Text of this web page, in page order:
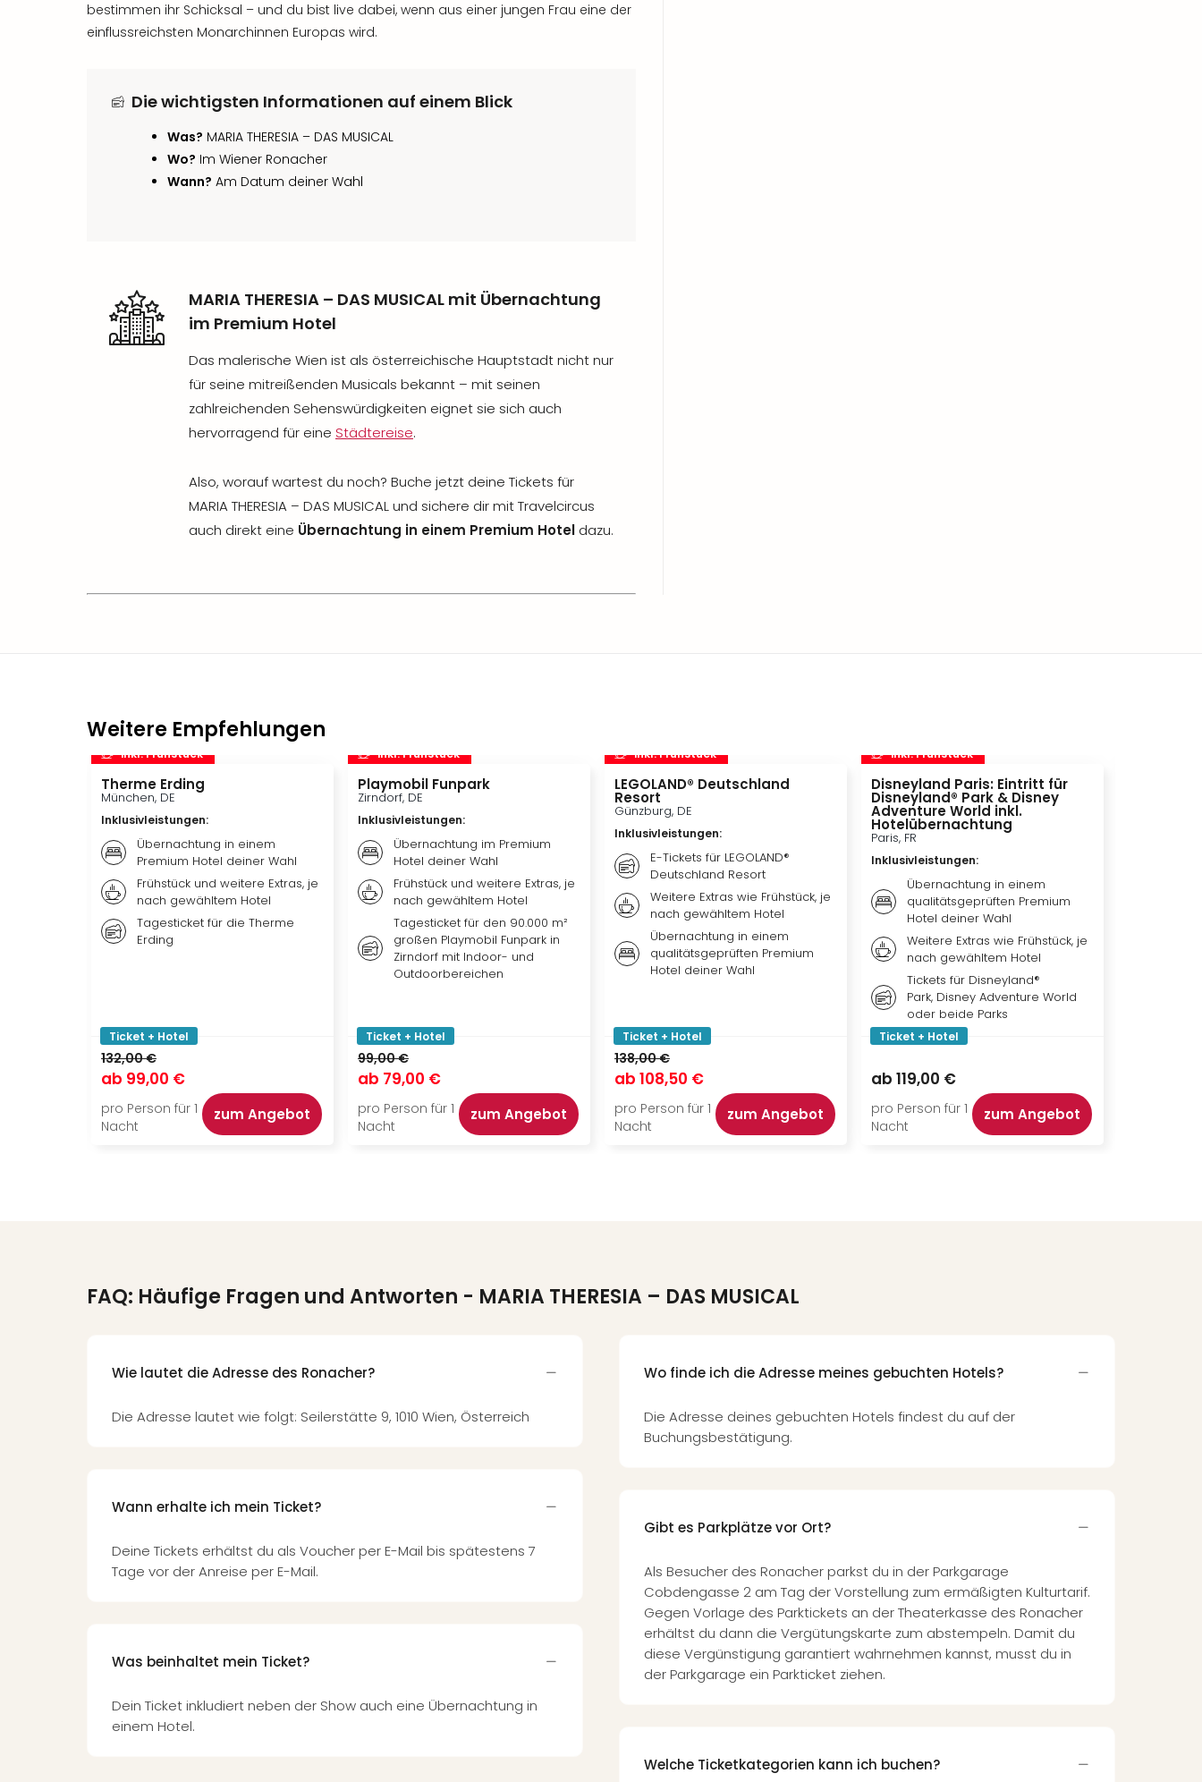
bestimmen ihr Schicksal – und du bist live dabei, wenn aus einer jungen Frau eine der
einflussreichsten Monarchinnen Europas wird.
Die wichtigsten Informationen auf einem Blick
Was? MARIA THERESIA – DAS MUSICAL
Wo? Im Wiener Ronacher
Wann? Am Datum deiner Wahl
MARIA THERESIA – DAS MUSICAL mit Übernachtung
im Premium Hotel
Das malerische Wien ist als österreichische Hauptstadt nicht nur
für seine mitreißenden Musicals bekannt – mit seinen
zahlreichenden Sehenswürdigkeiten eignet sie sich auch
hervorragend für eine Städtereise.
Also, worauf wartest du noch? Buche jetzt deine Tickets für
MARIA THERESIA – DAS MUSICAL und sichere dir mit Travelcircus
auch direkt eine Übernachtung in einem Premium Hotel dazu.
Weitere Empfehlungen
inkl. Frühstück
Therme Erding
München, DE
Inklusivleistungen:
Übernachtung in einem
Premium Hotel deiner Wahl
Frühstück und weitere Extras, je
nach gewähltem Hotel
Tagesticket für die Therme
Erding
Ticket + Hotel
132,00 €
ab 99,00 €
pro Person für 1
Nacht
zum Angebot
inkl. Frühstück
Playmobil Funpark
Zirndorf, DE
Inklusivleistungen:
Übernachtung im Premium
Hotel deiner Wahl
Frühstück und weitere Extras, je
nach gewähltem Hotel
Tagesticket für den 90.000 m²
großen Playmobil Funpark in
Zirndorf mit Indoor- und
Outdoorbereichen
Ticket + Hotel
99,00 €
ab 79,00 €
pro Person für 1
Nacht
zum Angebot
inkl. Frühstück
LEGOLAND® Deutschland
Resort
Günzburg, DE
Inklusivleistungen:
E-Tickets für LEGOLAND®
Deutschland Resort
Weitere Extras wie Frühstück, je
nach gewähltem Hotel
Übernachtung in einem
qualitätsgeprüften Premium
Hotel deiner Wahl
Ticket + Hotel
138,00 €
ab 108,50 €
pro Person für 1
Nacht
zum Angebot
inkl. Frühstück
Disneyland Paris: Eintritt für
Disneyland® Park & Disney
Adventure World inkl.
Hotelübernachtung
Paris, FR
Inklusivleistungen:
Übernachtung in einem
qualitätsgeprüften Premium
Hotel deiner Wahl
Weitere Extras wie Frühstück, je
nach gewähltem Hotel
Tickets für Disneyland®
Park, Disney Adventure World
oder beide Parks
Ticket + Hotel
ab 119,00 €
pro Person für 1
Nacht
zum Angebot
FAQ: Häufige Fragen und Antworten - MARIA THERESIA – DAS MUSICAL
Wie lautet die Adresse des Ronacher?
Die Adresse lautet wie folgt: Seilerstätte 9, 1010 Wien, Österreich
Wann erhalte ich mein Ticket?
Deine Tickets erhältst du als Voucher per E-Mail bis spätestens 7
Tage vor der Anreise per E-Mail.
Was beinhaltet mein Ticket?
Dein Ticket inkludiert neben der Show auch eine Übernachtung in
einem Hotel.
Wo finde ich die Adresse meines gebuchten Hotels?
Die Adresse deines gebuchten Hotels findest du auf der
Buchungsbestätigung.
Gibt es Parkplätze vor Ort?
Als Besucher des Ronacher parkst du in der Parkgarage
Cobdengasse 2 am Tag der Vorstellung zum ermäßigten Kulturtarif.
Gegen Vorlage des Parktickets an der Theaterkasse des Ronacher
erhältst du dann die Vergütungskarte zum abstempeln. Damit du
diese Vergünstigung garantiert wahrnehmen kannst, musst du in
der Parkgarage ein Parkticket ziehen.
Welche Ticketkategorien kann ich buchen?